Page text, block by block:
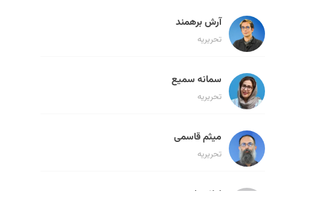
آرش برهمند
تحریریه
سمانه سمیع
تحریریه
میثم قاسمی
تحریریه
لیلا حنارود